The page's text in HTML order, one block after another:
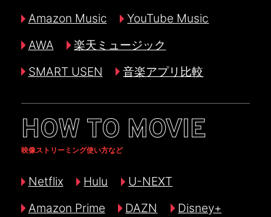
Amazon Music
YouTube Music
AWA
楽天ミュージック
SMART USEN
音楽アプリ比較
HOW TO MOVIE
映像ストリーミング使い方など
Netflix Hulu
U-NEXT
Amazon Prime
DAZN
Disney+